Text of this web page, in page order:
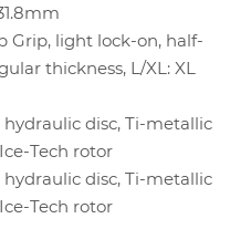
Grip, light lock-on, half-
thickness, L/XL: XL
hydraulic disc, Ti-metallic
Tech rotor
hydraulic disc, Ti-metallic
Tech rotor